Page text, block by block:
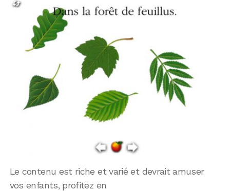
Le contenu est riche et varié et devrait amuser
vos enfants, profitez en